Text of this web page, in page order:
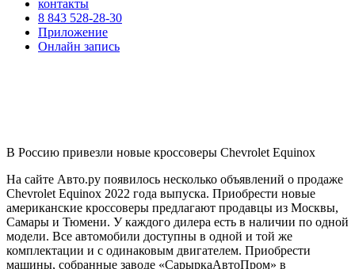
контакты
8 843 528-28-30
Приложение
Онлайн запись
В Россию привезли новые кроссоверы Chevrolet Equinox
На сайте Авто.ру появилось несколько объявлений о продаже
Chevrolet Equinox 2022 года выпуска. Приобрести новые
американские кроссоверы предлагают продавцы из Москвы,
Самары и Тюмени. У каждого дилера есть в наличии по одной
модели. Все автомобили доступны в одной и той же
комплектации и с одинаковым двигателем. Приобрести
машины, собранные заводе «СарыркаАвтоПром» в